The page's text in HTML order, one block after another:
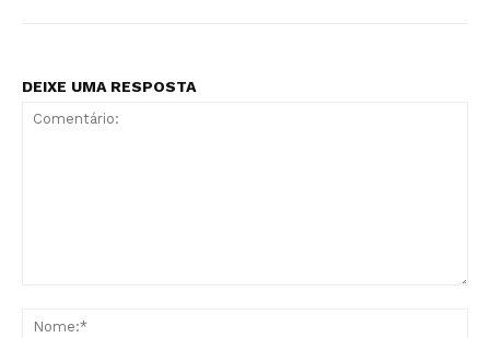
DEIXE UMA RESPOSTA